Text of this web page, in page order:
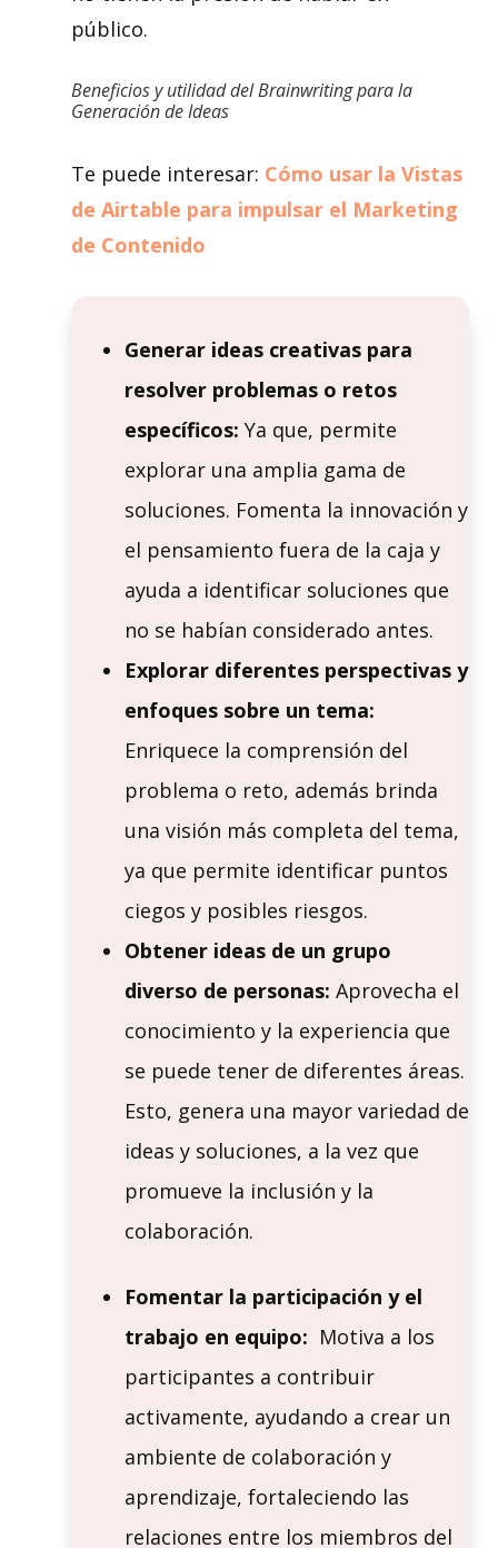
público.
Beneficios y utilidad del Brainwriting para la
Generación de Ideas
Te puede interesar: Cómo usar la Vistas
de Airtable para impulsar el Marketing
de Contenido
Generar ideas creativas para
resolver problemas o retos
específicos: Ya que, permite
explorar una amplia gama de
soluciones. Fomenta la innovación y
el pensamiento fuera de la caja y
ayuda a identificar soluciones que
no se habían considerado antes.
Explorar diferentes perspectivas y
enfoques sobre un tema:
Enriquece la comprensión del
problema o reto, además brinda
una visión más completa del tema,
ya que permite identificar puntos
ciegos y posibles riesgos.
Obtener ideas de un grupo
diverso de personas: Aprovecha el
conocimiento y la experiencia que
se puede tener de diferentes áreas.
Esto, genera una mayor variedad de
ideas y soluciones, a la vez que
promueve la inclusión y la
colaboración.
Fomentar la participación y el
trabajo en equipo: Motiva a los
participantes a contribuir
activamente, ayudando a crear un
ambiente de colaboración y
aprendizaje, fortaleciendo las
relaciones entre los miembros del